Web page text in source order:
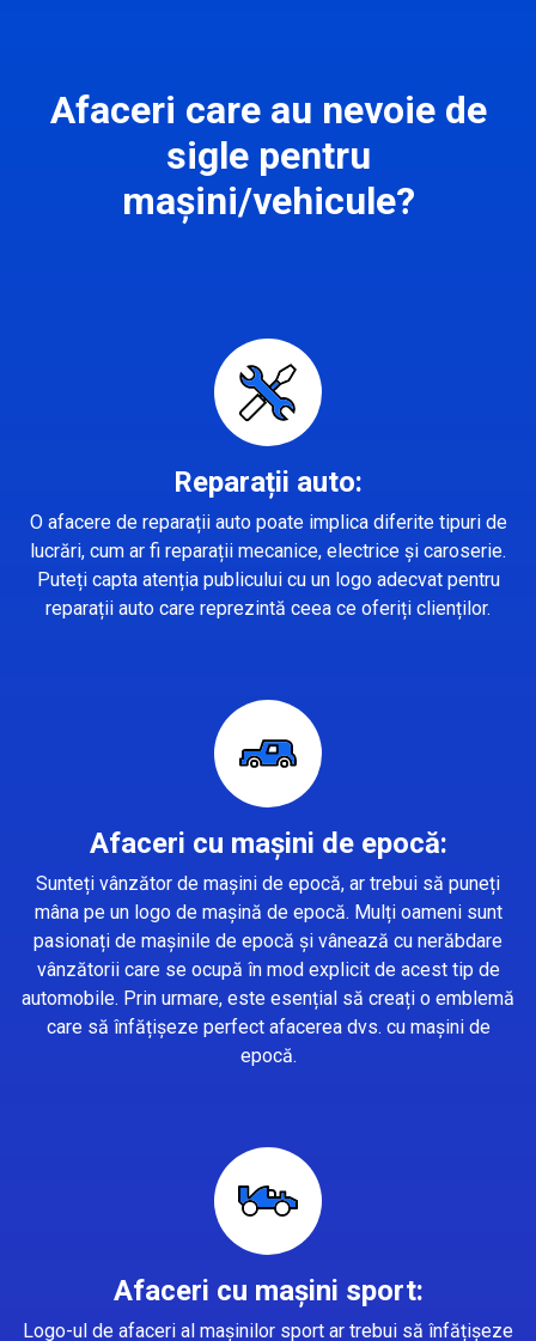
Afaceri care au nevoie de
sigle pentru
mașini/vehicule?
Reparații auto:
O afacere de reparații auto poate implica diferite tipuri de
lucrări, cum ar fi reparații mecanice, electrice și caroserie.
Puteți capta atenția publicului cu un logo adecvat pentru
reparații auto care reprezintă ceea ce oferiți clienților.
Afaceri cu mașini de epocă:
Sunteți vânzător de mașini de epocă, ar trebui să puneți
mâna pe un logo de mașină de epocă. Mulți oameni sunt
pasionați de mașinile de epocă și vânează cu nerăbdare
vânzătorii care se ocupă în mod explicit de acest tip de
automobile. Prin urmare, este esențial să creați o emblemă
care să înfățișeze perfect afacerea dvs. cu mașini de
epocă.
Afaceri cu mașini sport:
Logo-ul de afaceri al mașinilor sport ar trebui să înfățișeze